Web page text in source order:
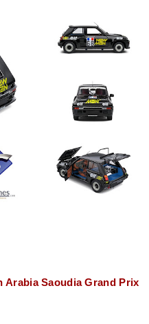
Arabia Saoudia Grand Prix